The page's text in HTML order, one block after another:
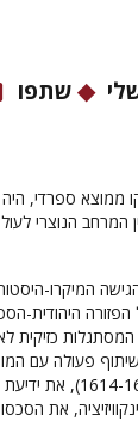
שתפו
– 1616), יהודי יליד מרוקו
המרחב הנוצרי
המיקרו-
היהודית-
כזיקית
פעולה עם
המוסלמים-המתנצרים בספרד,
את